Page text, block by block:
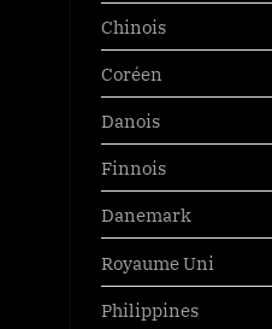
Chinois
Coréen
Danois
Finnois
Danemark
Royaume Uni
Philippines